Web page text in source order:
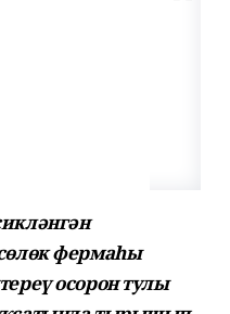
фермаһы
осорон тулы